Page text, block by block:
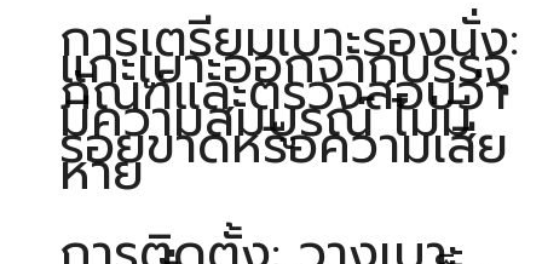
การเตรียมเบาะรองนั่ง:
แกะเบาะออกจากบรรจุ
ภัณฑ์และตรวจสอบว่า
มีความสมบูรณ์ ไม่มี
รอยขาดหรือความเสีย
หาย